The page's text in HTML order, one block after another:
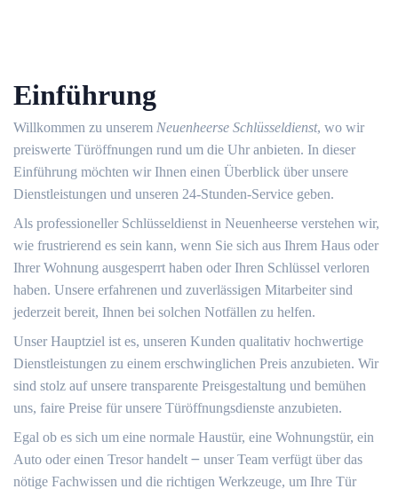
Einführung
Willkommen zu unserem Neuenheerse Schlüsseldienst, wo wir
preiswerte Türöffnungen rund um die Uhr anbieten. In dieser
Einführung möchten wir Ihnen einen Überblick über unsere
Dienstleistungen und unseren 24-Stunden-Service geben.
Als professioneller Schlüsseldienst in Neuenheerse verstehen wir,
wie frustrierend es sein kann, wenn Sie sich aus Ihrem Haus oder
Ihrer Wohnung ausgesperrt haben oder Ihren Schlüssel verloren
haben.​ Unsere erfahrenen und zuverlässigen Mitarbeiter sind
jederzeit bereit, Ihnen bei solchen Notfällen zu helfen.​
Unser Hauptziel ist es, unseren Kunden qualitativ hochwertige
Dienstleistungen zu einem erschwinglichen Preis anzubieten.​ Wir
sind stolz auf unsere transparente Preisgestaltung und bemühen
uns, faire Preise für unsere Türöffnungsdienste anzubieten.​
Egal ob es sich um eine normale Haustür, eine Wohnungstür, ein
Auto oder einen Tresor handelt ౼ unser Team verfügt über das
nötige Fachwissen und die richtigen Werkzeuge, um Ihre Tür